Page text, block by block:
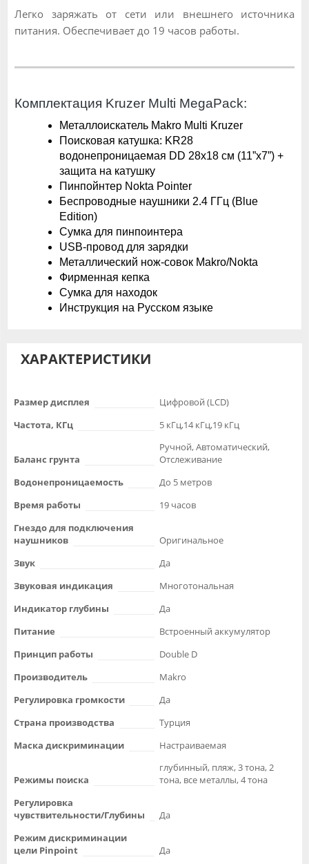
Легко заряжать от сети или внешнего источника
питания. Обеспечивает до 19 часов работы.
Комплектация Kruzer Multi MegaPack:
Металлоискатель Makro Multi Kruzer
Поисковая катушка: KR28
водонепроницаемая DD 28х18 см (11”x7”) +
защита на катушку
Пинпойнтер Nokta Pointer
Беспроводные наушники 2.4 ГГц (Blue
Edition)
Сумка для пинпоинтера
USB-провод для зарядки
Металлический нож-совок Makro/Nokta
Фирменная кепка
Сумка для находок
Инструкция на Русском языке
ХАРАКТЕРИСТИКИ
Размер дисплея
Цифровой (LCD)
Частота, КГц
5 кГц,14 кГц,19 кГц
Баланс грунта
Ручной, Автоматический,
Отслеживание
Водонепроницаемость
До 5 метров
Время работы
19 часов
Гнездо для подключения
наушников
Оригинальное
Звук
Да
Звуковая индикация
Многотональная
Индикатор глубины
Да
Питание
Встроенный аккумулятор
Принцип работы
Double D
Производитель
Makro
Регулировка громкости
Да
Страна производства
Турция
Маска дискриминации
Настраиваемая
Режимы поиска
глубинный, пляж, 3 тона, 2
тона, все металлы, 4 тона
Регулировка
чувствительности/Глубины
Да
Режим дискриминации
цели Pinpoint
Да